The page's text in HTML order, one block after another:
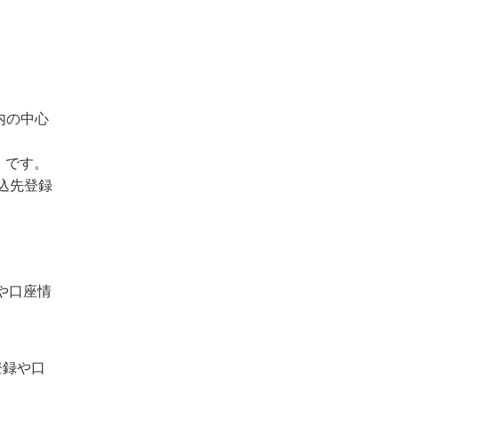
の中心
す。
先登録
口座情
や口